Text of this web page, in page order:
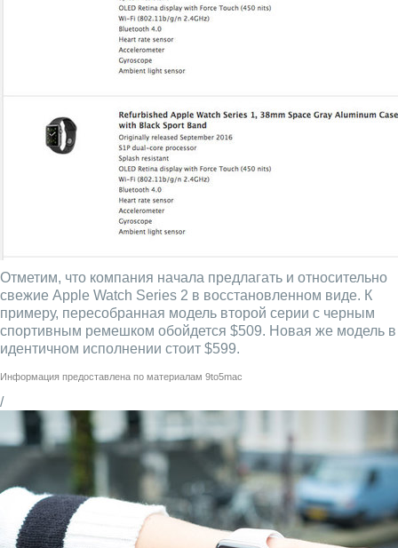
Отметим, что компания начала предлагать и относительно
свежие Apple Watch Series 2 в восстановленном виде. К
примеру, пересобранная модель второй серии с черным
спортивным ремешком обойдется $509. Новая же модель в
идентичном исполнении стоит $599.
Информация предоставлена по материалам 9to5mac
/